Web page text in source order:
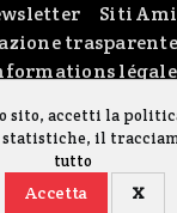
Siti
trasparente
asbl| Made with
al contributo della
sito, accetti la
il
tutto
Accetta X